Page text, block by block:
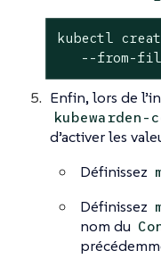
kubectl
--from-
Enfin, lors de
d’activer les
Définissez
Définissez
nom du